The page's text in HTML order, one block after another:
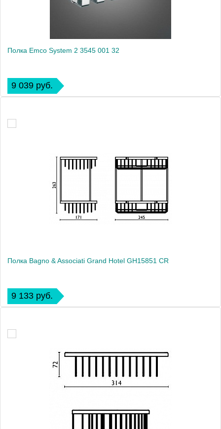
Полка Emco System 2 3545 001 32
9 039 руб.
Полка Bagno & Associati Grand Hotel GH15851 CR
9 133 руб.